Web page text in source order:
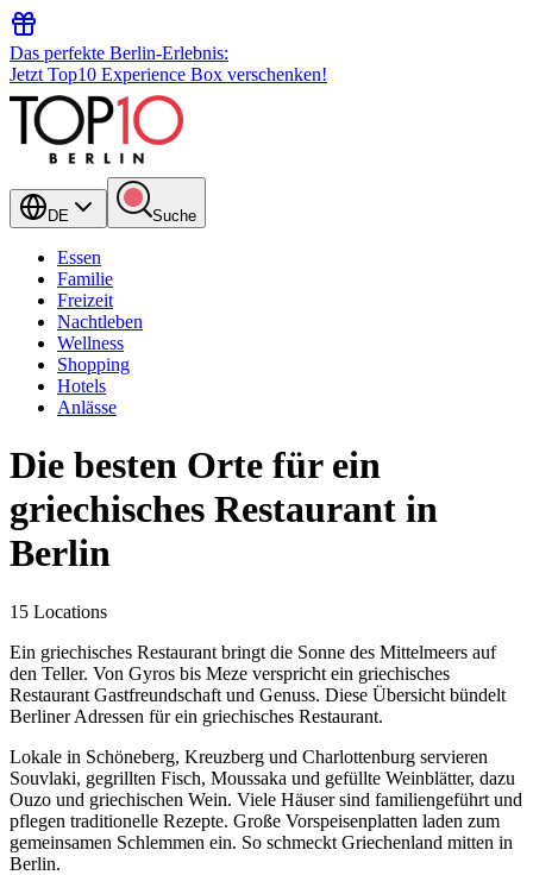
Das perfekte Berlin-Erlebnis:
Jetzt Top10 Experience Box verschenken!
DE Suche
Essen
Familie
Freizeit
Nachtleben
Wellness
Shopping
Hotels
Anlässe
Die besten Orte für ein
griechisches Restaurant in
Berlin
15 Locations
Ein griechisches Restaurant bringt die Sonne des Mittelmeers auf
den Teller. Von Gyros bis Meze verspricht ein griechisches
Restaurant Gastfreundschaft und Genuss. Diese Übersicht bündelt
Berliner Adressen für ein griechisches Restaurant.
Lokale in Schöneberg, Kreuzberg und Charlottenburg servieren
Souvlaki, gegrillten Fisch, Moussaka und gefüllte Weinblätter, dazu
Ouzo und griechischen Wein. Viele Häuser sind familiengeführt und
pflegen traditionelle Rezepte. Große Vorspeisenplatten laden zum
gemeinsamen Schlemmen ein. So schmeckt Griechenland mitten in
Berlin.